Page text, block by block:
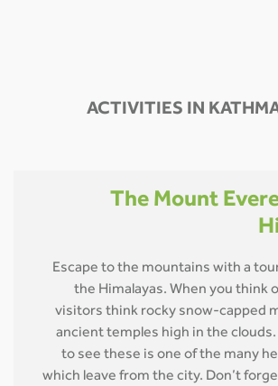
ACTIVITIES IN
The Mount
Escape to the mountains with a
the Himalayas. When you
visitors think rocky snow-capped
ancient temples high in the
to see these is one of the many
which leave from the city. Don’t